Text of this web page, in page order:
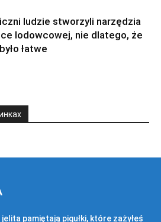
ludzie stworzyli narzędzia
lodowcowej, nie dlatego, że
łatwe
pamiętają pigułki, które zażyłeś